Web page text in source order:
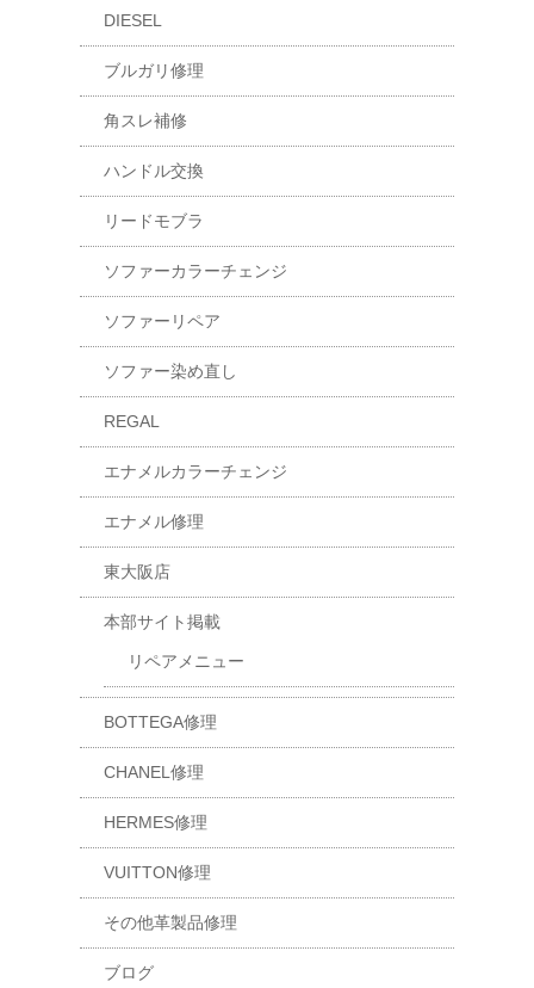
DIESEL
ブルガリ修理
角スレ補修
ハンドル交換
リードモブラ
ソファーカラーチェンジ
ソファーリペア
ソファー染め直し
REGAL
エナメルカラーチェンジ
エナメル修理
東大阪店
本部サイト掲載
リペアメニュー
BOTTEGA修理
CHANEL修理
HERMES修理
VUITTON修理
その他革製品修理
ブログ